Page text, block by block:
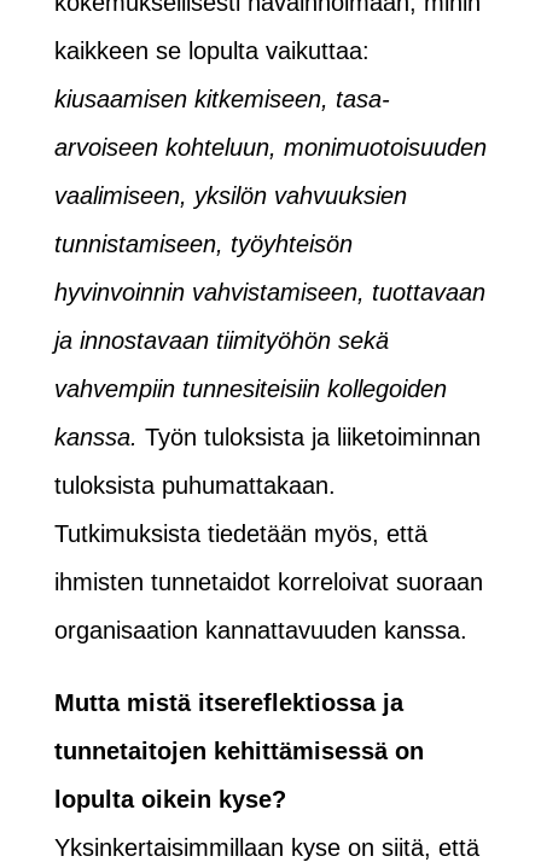
kaikkeen se lopulta vaikuttaa:
kiusaamisen kitkemiseen, tasa-
arvoiseen kohteluun, monimuotoisuuden
vaalimiseen, yksilön vahvuuksien
tunnistamiseen, työyhteisön
hyvinvoinnin vahvistamiseen, tuottavaan
ja innostavaan tiimityöhön sekä
vahvempiin tunnesiteisiin kollegoiden
kanssa. Työn tuloksista ja liiketoiminnan
tuloksista puhumattakaan.
Tutkimuksista tiedetään myös, että
ihmisten tunnetaidot korreloivat suoraan
organisaation kannattavuuden kanssa.
Mutta mistä itsereflektiossa ja
tunnetaitojen kehittämisessä on
lopulta oikein kyse?
Yksinkertaisimmillaan kyse on siitä, että